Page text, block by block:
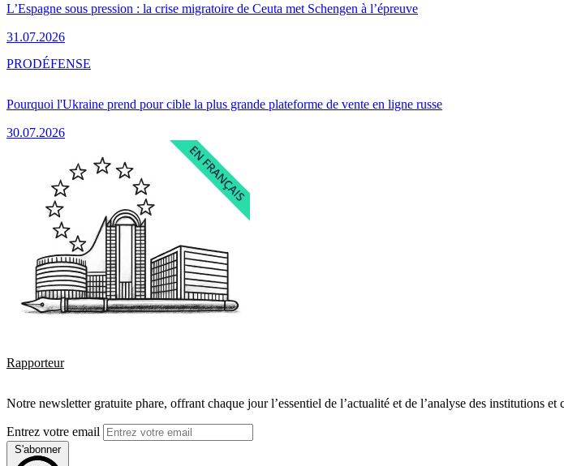
L’Espagne sous pression : la crise migratoire de Ceuta met Schengen à l’épreuve
31.07.2026
Pourquoi l'Ukraine prend pour cible la plus grande plateforme de vente en ligne russe
30.07.2026
PRODÉFENSE
Rapporteur
Notre newsletter gratuite phare, offrant chaque jour l’essentiel de l’actualité et de l’analyse des institutions
Entrez votre email
S'abonner